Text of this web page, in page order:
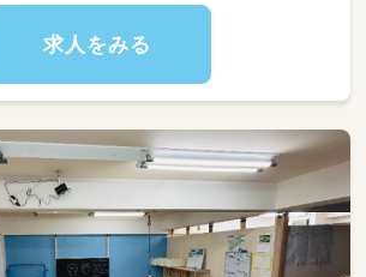
感を使ったのびのびとした保育を実践し
す。早期教育カリキュラムや発表会のプ
が得意でなくても大丈夫。お互いの得
る職場です。
的な業務内容＞
就学前までの乳幼児の保育（クラス担任
リー）
し保育、泥んこ遊び、ボディペインティン
求人をみる